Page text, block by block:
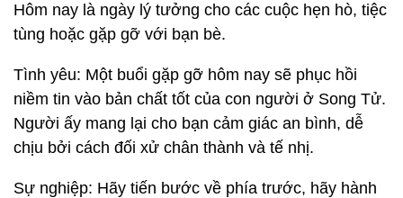
Hôm nay là ngày lý tưởng cho các cuộc hẹn hò, tiệc
tùng hoặc gặp gỡ với bạn bè.
Tình yêu: Một buổi gặp gỡ hôm nay sẽ phục hồi
niềm tin vào bản chất tốt của con người ở Song Tử.
Người ấy mang lại cho bạn cảm giác an bình, dễ
chịu bởi cách đối xử chân thành và tế nhị.
Sự nghiệp: Hãy tiến bước về phía trước, hãy hành